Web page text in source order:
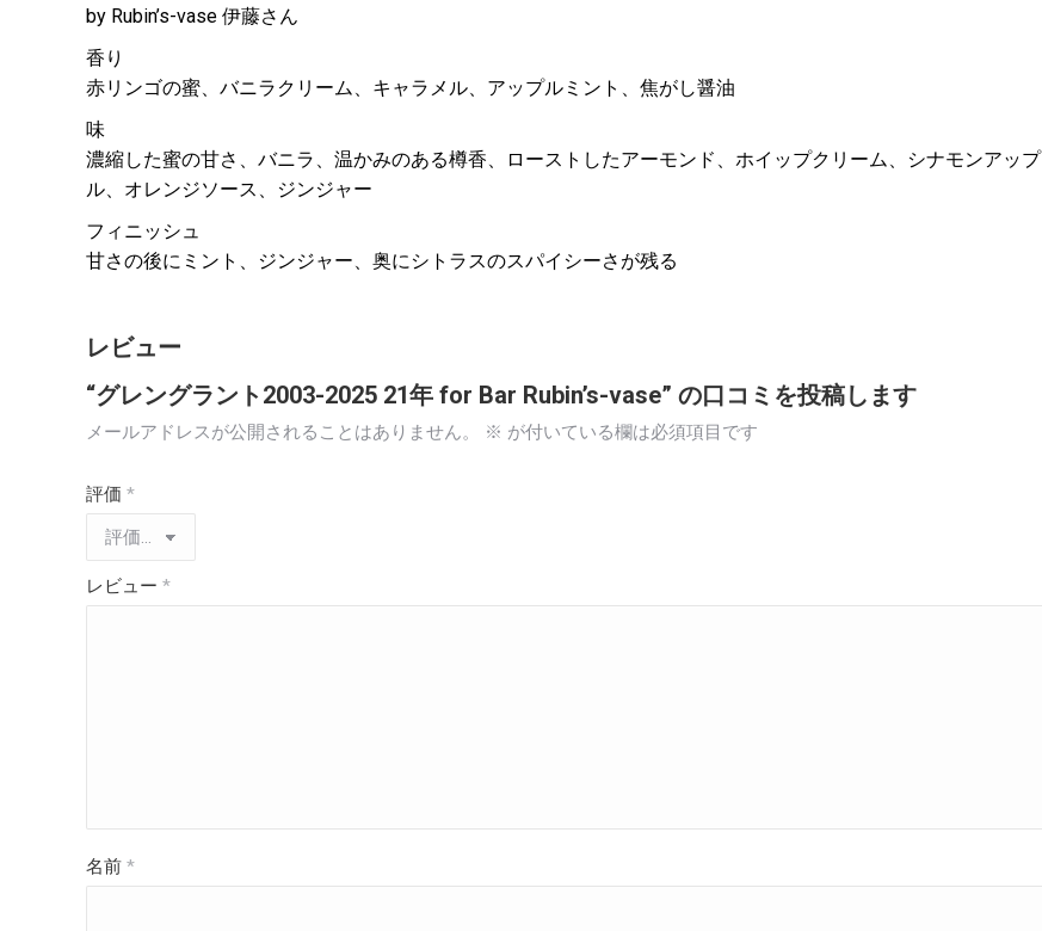
by Rubin’s-vase 伊藤さん
香り
赤リンゴの蜜、バニラクリーム、キャラメル、アップルミント、焦がし醤油
味
濃縮した蜜の甘さ、バニラ、温かみのある樽香、ローストしたアーモンド、ホイップクリーム、シナモンアップ
ル、オレンジソース、ジンジャー
フィニッシュ
甘さの後にミント、ジンジャー、奥にシトラスのスパイシーさが残る
レビュー
“グレングラント2003-2025 21年 for Bar Rubin’s-vase” の口コミを投稿します
メールアドレスが公開されることはありません。 ※ が付いている欄は必須項目です
評価 *
レビュー *
名前 *